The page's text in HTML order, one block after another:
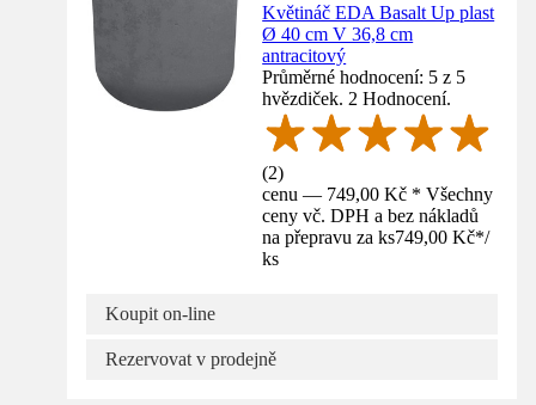
Květináč EDA Basalt Up plast
Ø 40 cm V 36,8 cm
antracitový
Průměrné hodnocení: 5 z 5
hvězdiček. 2 Hodnocení.
(2)
cenu — 749,00 Kč * Všechny
ceny vč. DPH a bez nákladů
na přepravu za ks749,00 Kč*/
ks
Koupit on-line
Rezervovat v prodejně